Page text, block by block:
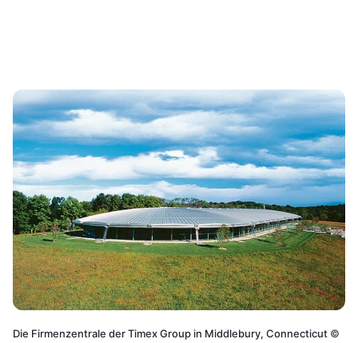
Die Firmenzentrale der Timex Group in Middlebury, Connecticut ©